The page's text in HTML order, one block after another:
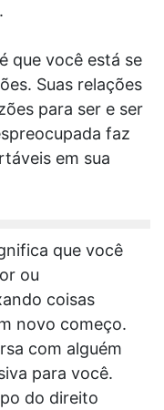
que você está se
Suas relações
para ser e ser
faz
em sua
que você
ou
coisas
novo começo.
com alguém
para você.
do direito